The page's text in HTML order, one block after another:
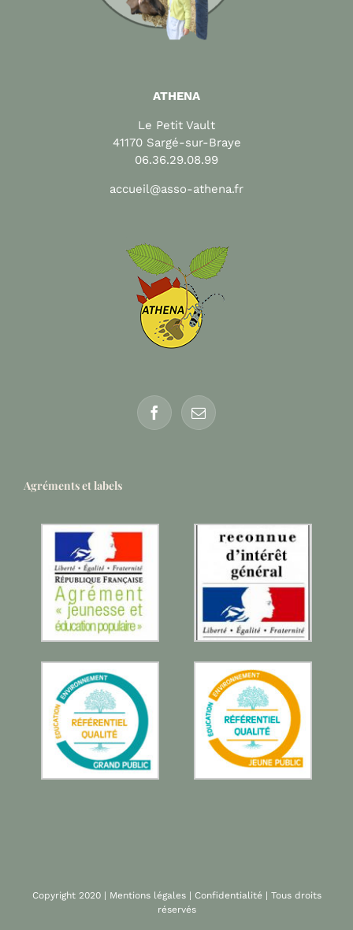
ATHENA
Le Petit Vault
41170 Sargé-sur-Braye
06.36.29.08.99
accueil@asso-athena.fr
Agréments et labels
Copyright 2020 | Mentions légales| Confidentialité| Tous droits
réservés